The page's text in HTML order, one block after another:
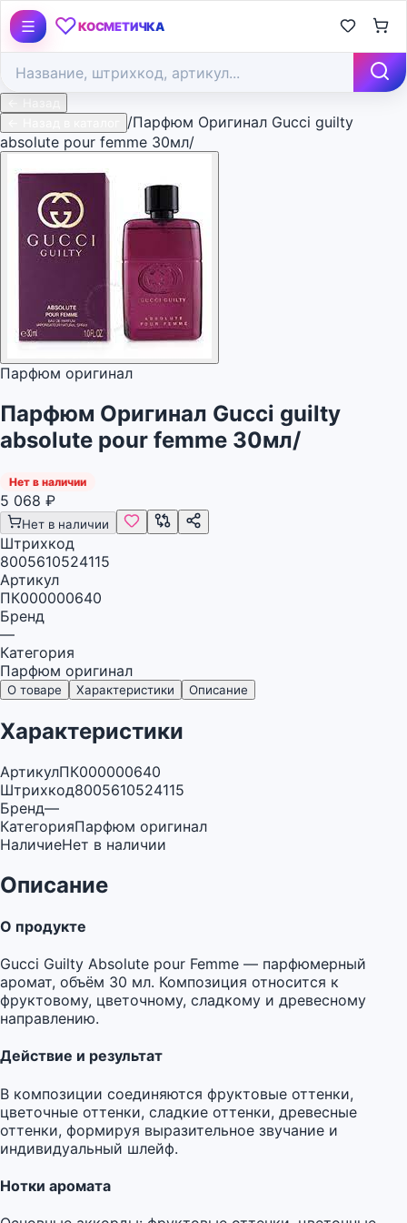
♡КОСМЕТИЧКА
/Парфюм Оригинал Gucci guilty
absolute pour femme 30мл/
Парфюм оригинал
Парфюм Оригинал Gucci guilty
absolute pour femme 30мл/
Нет в наличии
5 068 ₽
Нет в наличии
Штрихкод
8005610524115
Артикул
ПК000000640
Бренд
—
Категория
Парфюм оригинал
О товаре Характеристики Описание
Характеристики
АртикулПК000000640
Штрихкод8005610524115
Бренд—
КатегорияПарфюм оригинал
НаличиеНет в наличии
Описание
О продукте
Gucci Guilty Absolute pour Femme — парфюмерный
аромат, объём 30 мл. Композиция относится к
фруктовому, цветочному, сладкому и древесному
направлению.
Действие и результат
В композиции соединяются фруктовые оттенки,
цветочные оттенки, сладкие оттенки, древесные
оттенки, формируя выразительное звучание и
индивидуальный шлейф.
Нотки аромата